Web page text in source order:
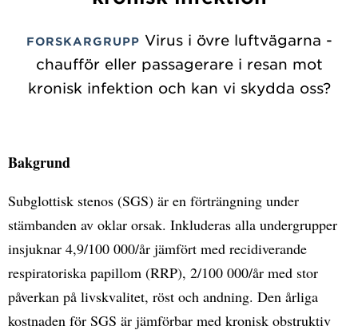
FORSKARGRUPP Virus i övre luftvägarna -
chaufför eller passagerare i resan mot
kronisk infektion och kan vi skydda oss?
Bakgrund
Subglottisk stenos (SGS) är en förträngning under
stämbanden av oklar orsak. Inkluderas alla undergrupper
insjuknar 4,9/100 000/år jämfört med recidiverande
respiratoriska papillom (RRP), 2/100 000/år med stor
påverkan på livskvalitet, röst och andning. Den årliga
kostnaden för SGS är jämförbar med kronisk obstruktiv